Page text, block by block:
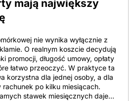
mają największy
nie wynika wyłącznie z
O realnym koszcie decydują
promocji, długość umowy, opłaty
łatwo przeoczyć. W praktyce ta
korzystna dla jednej osoby, a dla
po kilku miesiącach.
stawek miesięcznych daje